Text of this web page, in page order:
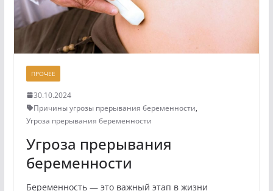
ПРОЧЕЕ
30.10.2024
Причины угрозы прерывания беременности,
Угроза прерывания беременности
Угроза прерывания
беременности
Беременность — это важный этап в жизни